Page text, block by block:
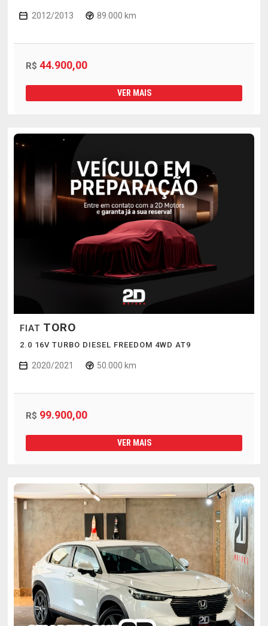
2012/2013 89.000 km
R$ 44.900,00
VER MAIS
FIAT TORO
2.0 16V TURBO DIESEL FREEDOM 4WD AT9
2020/2021 50.000 km
R$ 99.900,00
VER MAIS